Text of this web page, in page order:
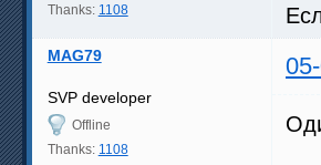
Thanks: 1108
MAG79
SVP developer
Offline
Thanks: 1108